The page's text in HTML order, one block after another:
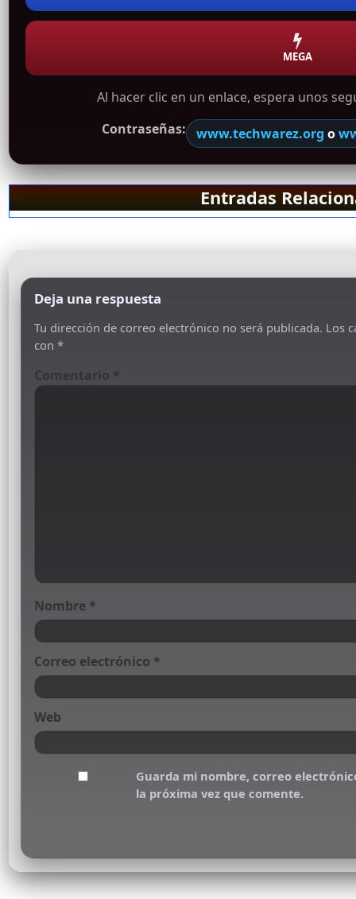
MEGA
Al hacer clic en un enlace, espera unos
Contraseñas:
www.techwarez.org o
Entradas
Deja una respuesta
Tu dirección de correo electrónico no será publicada. Los
con *
Comentario *
Nombre *
Correo electrónico *
Web
Guarda mi nombre, correo
la próxima vez que comente.